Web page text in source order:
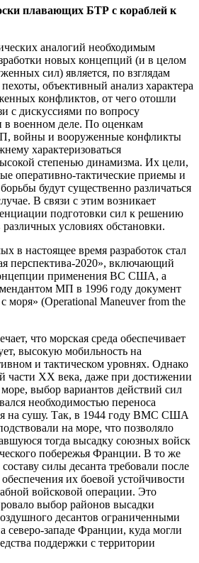
плавающих БТР с кораблей к
аналогий необходимым
новых концепций (и в целом
сил) является, по взглядам
объективный анализ характера
конфликтов, от чего отошли
с дискуссиями по вопросу
в военном деле. По оценкам
войны и вооруженные конфликты
характеризоваться
степенью динамизма. Их цели,
оперативно-тактические приемы и
будут существенно различаться
В связи с этим возникает
подготовки сил к решению
различных условиях обстановки.
в настоящее время разработок стал
перспектива-2020», включающий
применения ВС США, а
МП в 1996 году документ
моря» (Operational Maneuver from the
что морская среда обеспечивает
высокую мобильность на
и тактическом уровнях. Однако
части XX века, даже при достижении
выбор вариантов действий сил
необходимостью переноса
на сушу. Так, в 1944 году ВМС США
на море, что позволяло
тогда высадку союзных войск
побережья Франции. В то же
силы десанта требовали после
их боевой устойчивости
войсковой операции. Это
выбор районов высадки
десантов ограниченными
северо-западе Франции, куда могли
поддержки с территории